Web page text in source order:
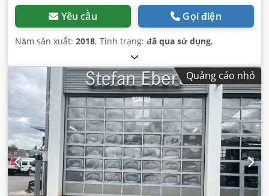
Yêu cầu Gọi điện
Năm sản xuất: 2018, Tình trạng: đã qua sử dụng,
Quảng cáo nhỏ